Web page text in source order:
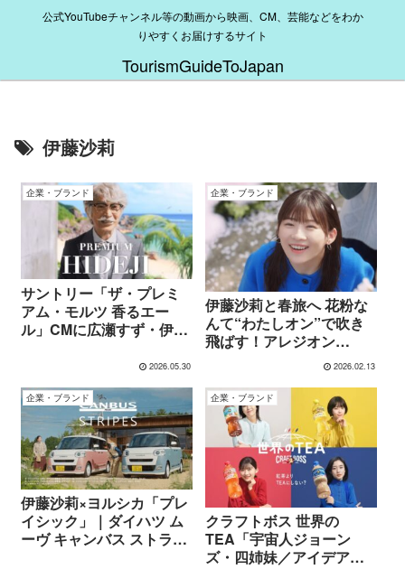
公式YouTubeチャンネル等の動画から映画、CM、芸能などをわか
りやすくお届けするサイト
TourismGuideToJapan
伊藤沙莉
企業・ブランド
サントリー「ザ・プレミ
アム・モルツ 香るエー
ル」CMに広瀬すず・伊藤
津田健次郎が出演！『プ
レモル子ちゃん・ヒデじ
い登場』篇
2026.05.30
企業・ブランド
伊藤沙莉と春旅へ 花粉な
んて“わたしオン”で吹き
飛ばす！アレジオン
2026.02.13
企業・ブランド
伊藤沙莉×ヨルシカ「プレ
イシック」｜ダイハツ ム
ーヴ キャンバス ストライ
企業・ブランド
クラフトボス 世界の
TEA「宇宙人ジョーン
ズ・四姉妹／アイデア」